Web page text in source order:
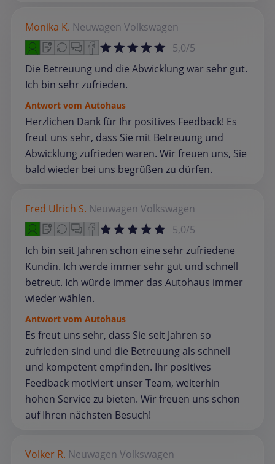
Monika K. Neuwagen Volkswagen
5,0/5
Die Betreuung und die Abwicklung war sehr gut.
Ich bin sehr zufrieden.
Antwort vom Autohaus
Herzlichen Dank für Ihr positives Feedback! Es
freut uns sehr, dass Sie mit Betreuung und
Abwicklung zufrieden waren. Wir freuen uns, Sie
bald wieder bei uns begrüßen zu dürfen.
Fred Ulrich S. Neuwagen Volkswagen
5,0/5
Ich bin seit Jahren schon eine sehr zufriedene
Kundin. Ich werde immer sehr gut und schnell
betreut. Ich würde immer das Autohaus immer
wieder wählen.
Antwort vom Autohaus
Es freut uns sehr, dass Sie seit Jahren so
zufrieden sind und die Betreuung als schnell
und kompetent empfinden. Ihr positives
Feedback motiviert unser Team, weiterhin
hohen Service zu bieten. Wir freuen uns schon
auf Ihren nächsten Besuch!
Volker R. Neuwagen Volkswagen